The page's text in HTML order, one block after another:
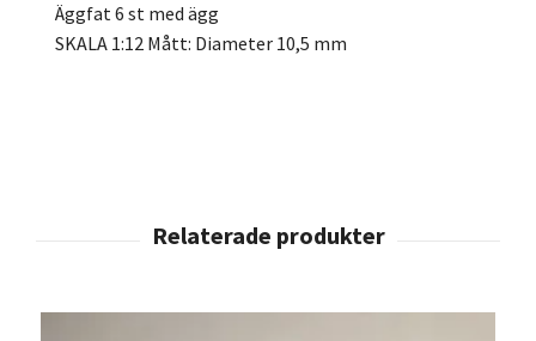
Äggfat 6 st med ägg
SKALA 1:12 Mått: Diameter 10,5 mm